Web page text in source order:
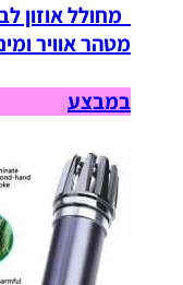
מחולל אוזון
מטהר אוויר
במבצע